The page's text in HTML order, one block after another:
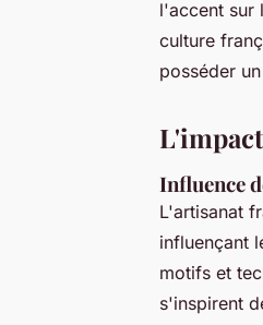
l'accent sur
culture
posséder
Influence
L'artisanat
influençant
motifs et
s'inspirent